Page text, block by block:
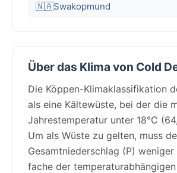
🇳🇦Swakopmund
Über das Klima von Cold
Die Köppen-Klimaklassifikation
als eine Kältewüste, bei der die
Jahrestemperatur unter 18°C
Um als Wüste zu gelten, muss
Gesamtniederschlag (P)
fache der